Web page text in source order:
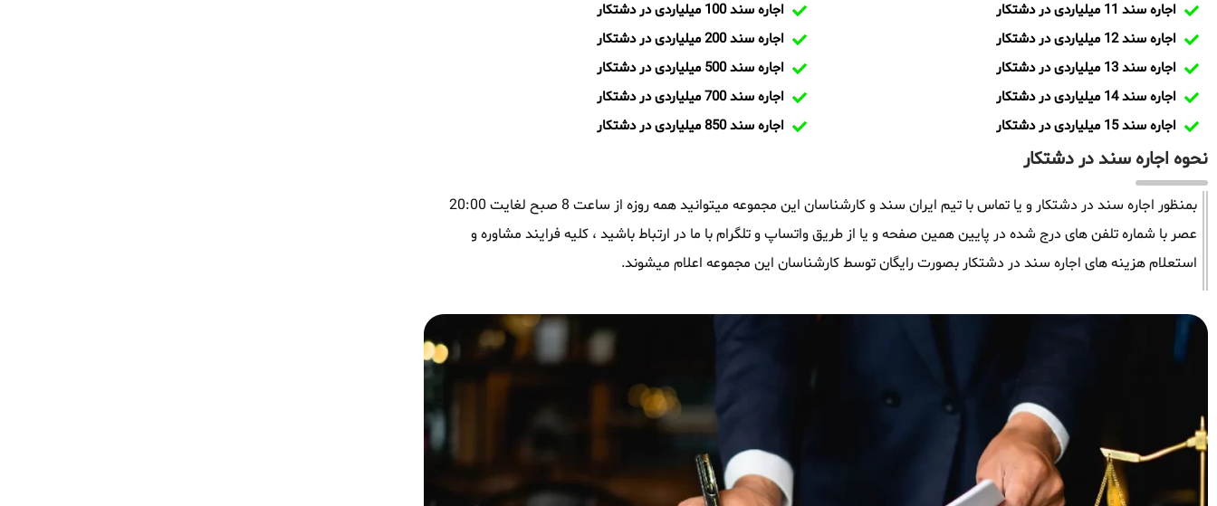
اجاره سند 11 میلیاردی در دشتکار
اجاره سند 12 میلیاردی در دشتکار
اجاره سند 13 میلیاردی در دشتکار
اجاره سند 14 میلیاردی در دشتکار
اجاره سند 15 میلیاردی در دشتکار
اجاره سند 100 میلیاردی در دشتکار
اجاره سند 200 میلیاردی در دشتکار
اجاره سند 500 میلیاردی در دشتکار
اجاره سند 700 میلیاردی در دشتکار
اجاره سند 850 میلیاردی در دشتکار
نحوه اجاره سند در دشتکار
بمنظور اجاره سند در دشتکار و یا تماس با تیم ایران سند و کارشناسان این مجموعه میتوانید همه روزه از ساعت 8 صبح لغایت 20:00
عصر با شماره تلفن های درج شده در پایین همین صفحه و یا از طریق واتساپ و تلگرام با ما در ارتباط باشید ، کلیه فرایند مشاوره و
استعلام هزینه های اجاره سند در دشتکار بصورت رایگان توسط کارشناسان این مجموعه اعلام میشوند.